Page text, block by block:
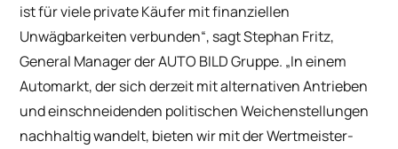
ist für viele private Käufer mit finanziellen
Unwägbarkeiten verbunden“, sagt Stephan Fritz,
General Manager der AUTO BILD Gruppe. „In einem
Automarkt, der sich derzeit mit alternativen Antrieben
und einschneidenden politischen Weichenstellungen
nachhaltig wandelt, bieten wir mit der Wertmeister-